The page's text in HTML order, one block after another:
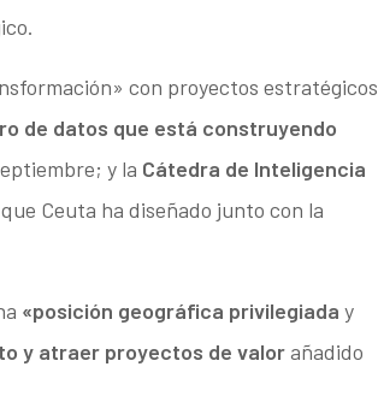
con proyectos estratégicos
de datos que está construyendo
y la Cátedra de Inteligencia
Ceuta ha diseñado junto con la
«posición geográfica privilegiada y
y atraer proyectos de valorañadido